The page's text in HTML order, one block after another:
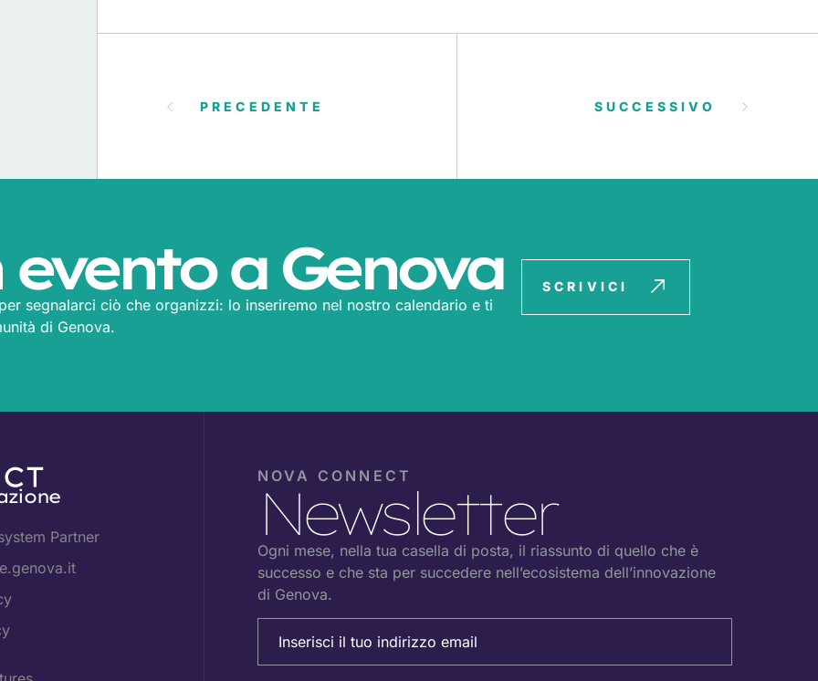
PRECEDENTE SUCCESSIVO
a Genova
segnalarci ciò che organizzi: lo inseriremo nel nostro calendario e ti
di Genova.
SCRIVICI
Partner
NOVA CONNECT
Newsletter
Ogni mese, nella tua casella di posta, il riassunto di quello che è
successo e che sta per succedere nell’ecosistema dell’innovazione
di Genova.
(Obbligatorio)